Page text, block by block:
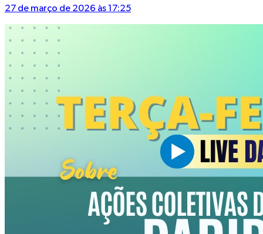
27 de março de 2026 às 17:25